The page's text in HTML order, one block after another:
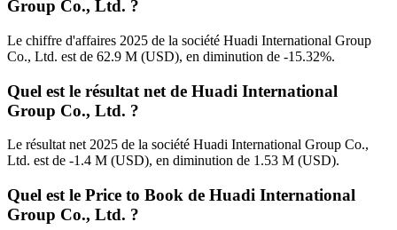
Group Co., Ltd. ?
Le chiffre d'affaires 2025 de la société Huadi International Group
Co., Ltd. est de 62.9 M (USD), en diminution de -15.32%.
Quel est le résultat net de Huadi International
Group Co., Ltd. ?
Le résultat net 2025 de la société Huadi International Group Co.,
Ltd. est de -1.4 M (USD), en diminution de 1.53 M (USD).
Quel est le Price to Book de Huadi International
Group Co., Ltd. ?